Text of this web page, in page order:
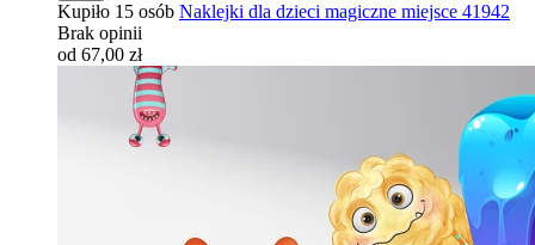
Kupiło 15 osób Naklejki dla dzieci magiczne miejsce 41942
Brak opinii
od 67,00 zł